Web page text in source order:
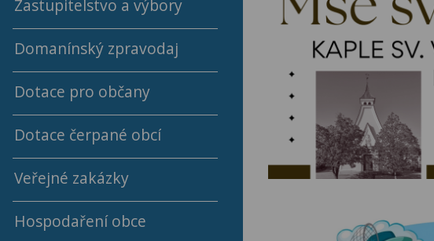
Zastupitelstvo a výbory
Programy a usnesení ZO
Archív programů a usnesení ZO
Členové ZO
Jednací řád ZO
Výbory
Domanínský zpravodaj
Archiv Domanínského zpravodaje
Dotace pro občany
Dotace čerpané obcí
2018 - 2022
2014 - 2018
Veřejné zakázky
Hospodaření obce